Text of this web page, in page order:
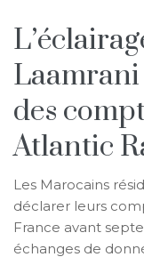
des
Atlantic
Les Marocains
déclarer leurs
France avant
échanges de